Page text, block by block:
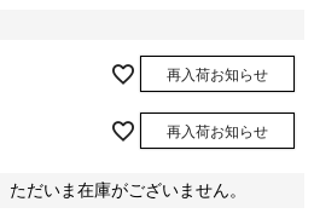
再入荷お知らせ
再入荷お知らせ
だいま在庫がございません。